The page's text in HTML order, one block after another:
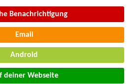
Benachrichtigung
Email
Android
deiner Webseite